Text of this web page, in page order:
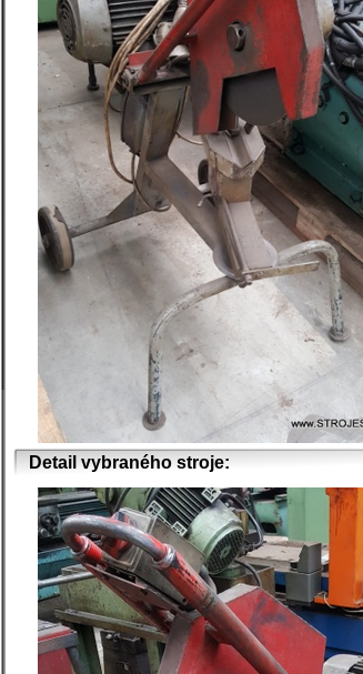
Detail vybraného stroje: